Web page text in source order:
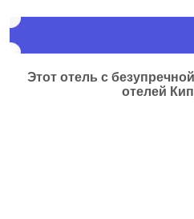
Этот отель с
отелей